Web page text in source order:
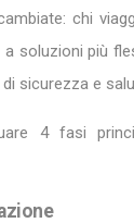
chi
soluzioni più
sicurezza e
4 fasi